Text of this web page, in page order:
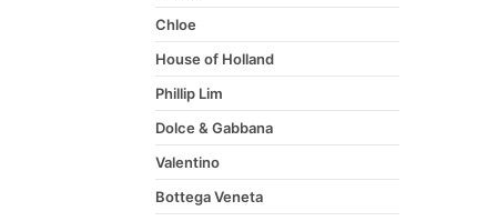
Chloe
House of Holland
Phillip Lim
Dolce & Gabbana
Valentino
Bottega Veneta